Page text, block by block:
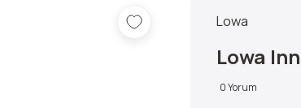
Lowa
Lowa
0 Yorum